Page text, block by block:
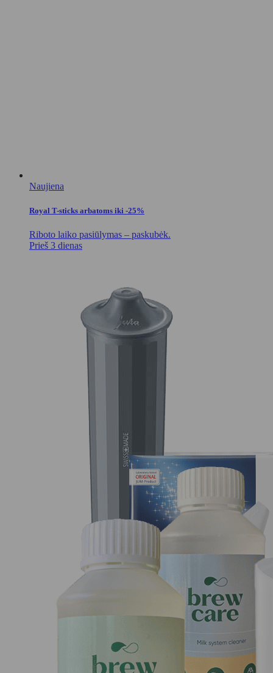
Naujiena
Royal T-sticks arbatoms iki -25%
Riboto laiko pasiūlymas – paskubėk.
Prieš 3 dienas